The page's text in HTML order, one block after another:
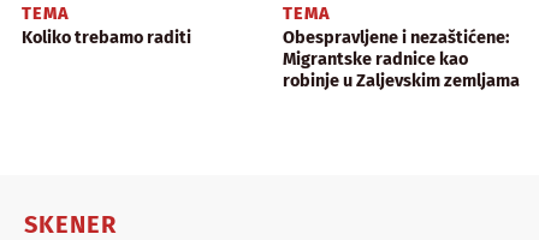
TEMA
Koliko trebamo raditi
TEMA
Obespravljene i nezaštićene:
Migrantske radnice kao
robinje u Zaljevskim zemljama
SKENER